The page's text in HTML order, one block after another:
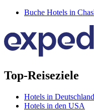
Buche Hotels in
Top-Reiseziele
Hotels in Deutschland
Hotels in den USA